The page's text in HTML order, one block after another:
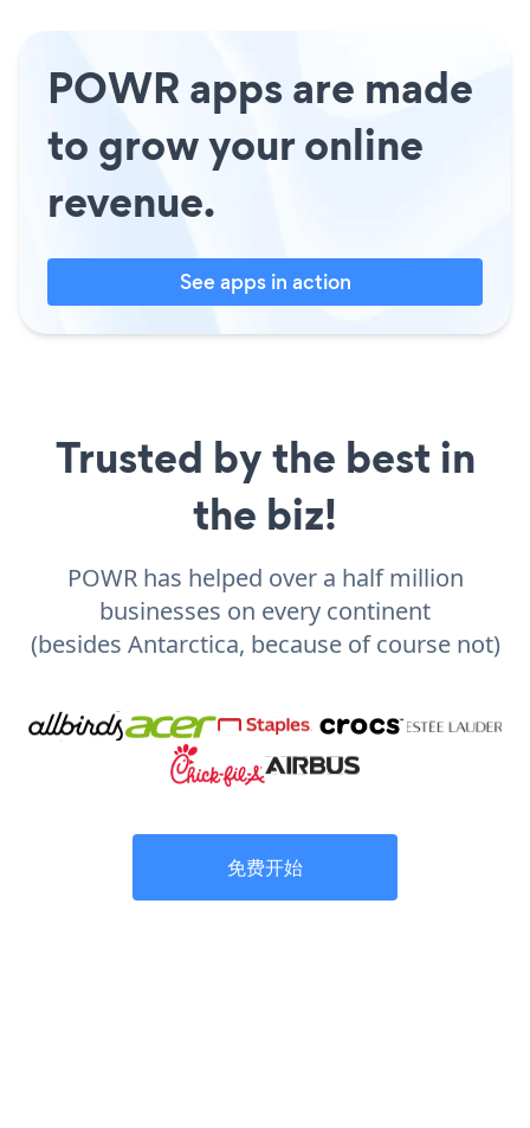
POWR apps are made
to grow your online
revenue.
See apps in action
Trusted by the best in
the biz!
POWR has helped over a half million
businesses on every continent
(besides Antarctica, because of course not)
免费开始